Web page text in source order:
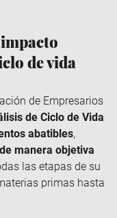
de vida
de Empresarios
de Ciclo de Vida
abatibles,
manera objetiva
las etapas de su
primas hasta